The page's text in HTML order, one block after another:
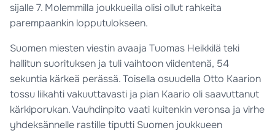
sijalle 7. Molemmilla joukkueilla olisi ollut rahkeita
parempaankin lopputulokseen.
Suomen miesten viestin avaaja Tuomas Heikkilä teki
hallitun suorituksen ja tuli vaihtoon viidentenä, 54
sekuntia kärkeä perässä. Toisella osuudella Otto Kaarion
tossu liikahti vakuuttavasti ja pian Kaario oli saavuttanut
kärkiporukan. Vauhdinpito vaati kuitenkin veronsa ja virhe
yhdeksännelle rastille tiputti Suomen joukkueen